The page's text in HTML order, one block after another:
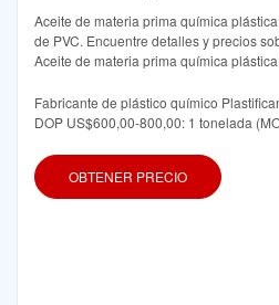
Aceite de materia prima química
de PVC. Encuentre detalles y precios
Aceite de materia prima química
Fabricante de plástico químico
DOP US$600,00-800,00: 1 tonelada
OBTENER PRECIO